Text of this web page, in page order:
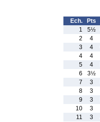
Ech. Pts
1
5½
2
4
3
4
4
4
5
4
6
3½
7
3
8
3
9
3
10
3
11
3